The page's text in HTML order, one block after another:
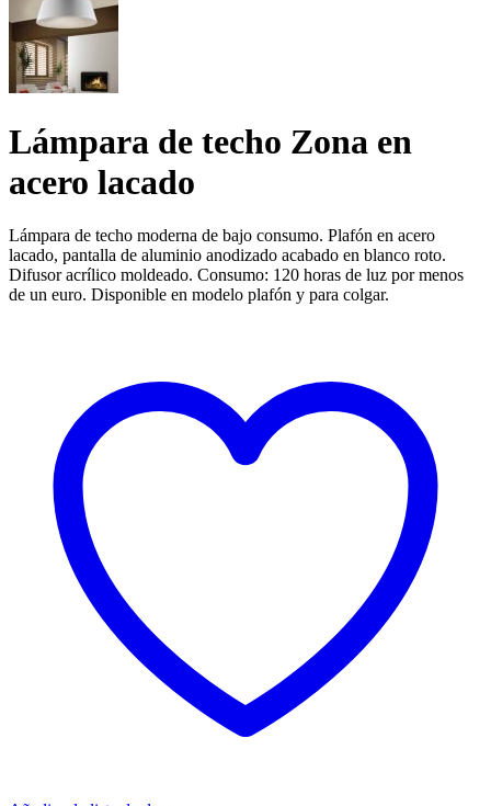
Lámpara de techo Zona en
acero lacado
Lámpara de techo moderna de bajo consumo. Plafón en acero
lacado, pantalla de aluminio anodizado acabado en blanco roto.
Difusor acrílico moldeado. Consumo: 120 horas de luz por menos
de un euro. Disponible en modelo plafón y para colgar.